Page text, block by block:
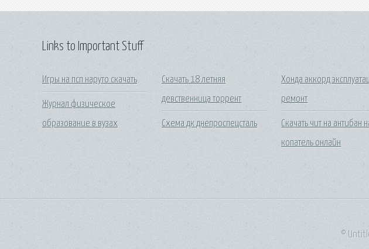
Links to Important Stuff
Игры на псп наруто скачать
Журнал физическое
образование в вузах
Скачать 18 летняя
девственница торрент
Схема дк днепроспецсталь
Хонда аккорд
ремонт
Скачать чит на антибан
копатель онлайн
©